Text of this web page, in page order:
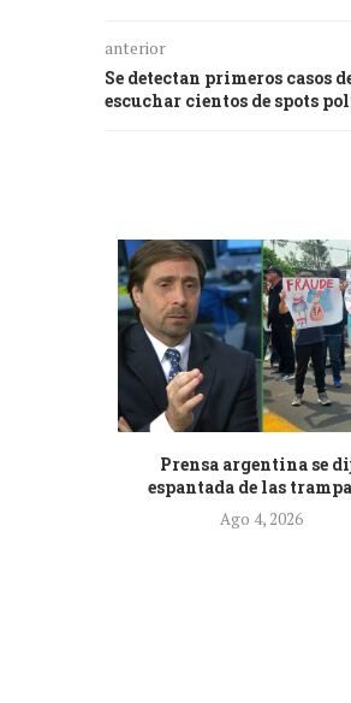
anterior
Se detectan primeros casos
escuchar cientos de spots
Prensa argentina se
espantada de las
Ago 4, 2026